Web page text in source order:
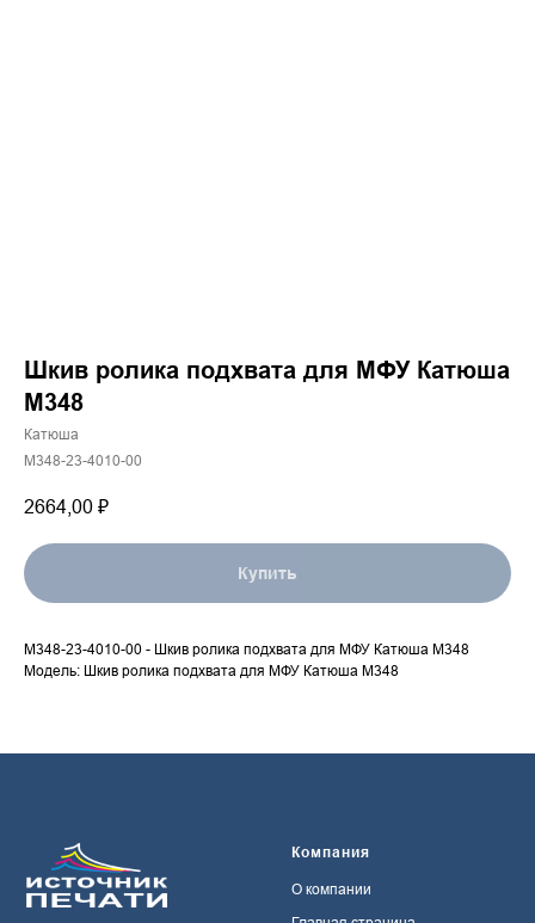
Шкив ролика подхвата для МФУ Катюша
М348
Катюша
M348-23-4010-00
2664,00 ₽
Купить
M348-23-4010-00 - Шкив ролика подхвата для МФУ Катюша М348
Модель: Шкив ролика подхвата для МФУ Катюша М348
Компания
О компании